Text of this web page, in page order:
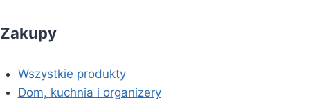
Zakupy
Wszystkie produkty
Dom, kuchnia i organizery